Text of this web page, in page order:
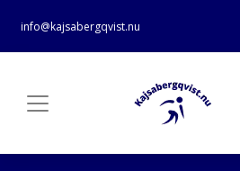
info@kajsabergqvist.nu